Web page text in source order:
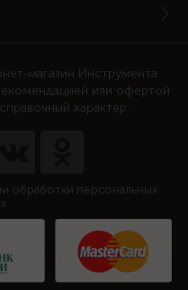
магазин Инструмента
или офертой
характер.
обработки персональных